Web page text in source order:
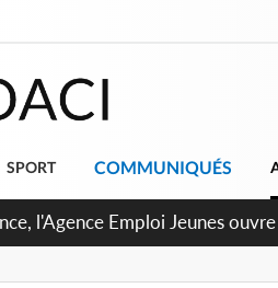
SPORT COMMUNIQUÉS
agents contractuels obtiennent